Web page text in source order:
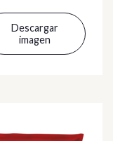
Descargar
imagen